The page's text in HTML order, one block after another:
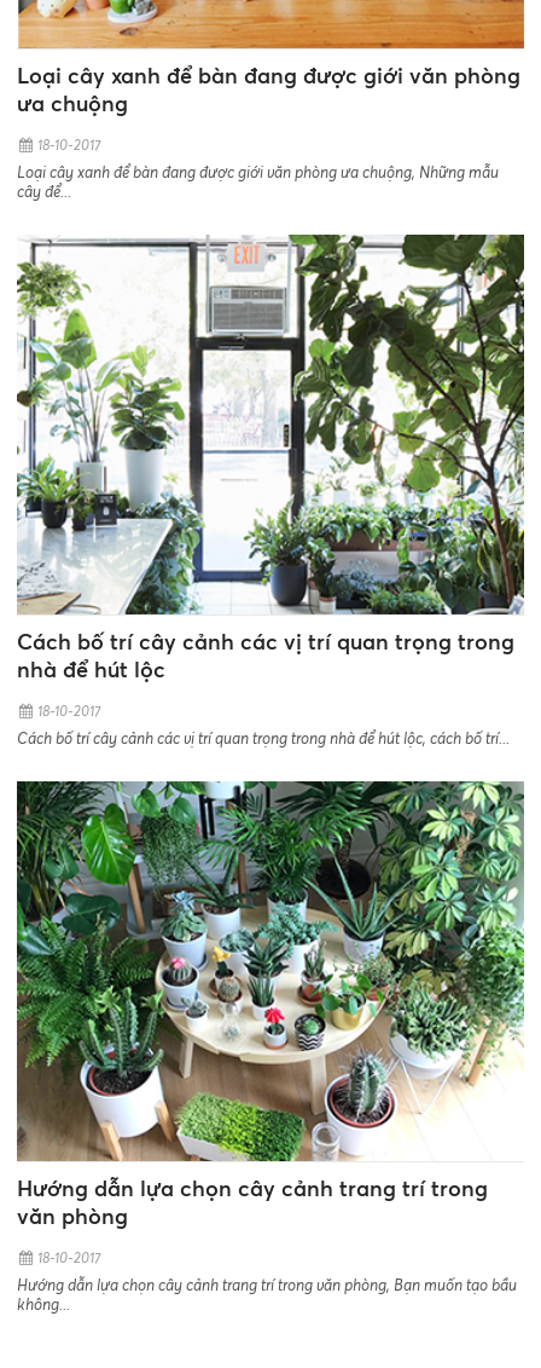
Loại cây xanh để bàn đang được giới văn phòng
ưa chuộng
18-10-2017
Loại cây xanh để bàn đang được giới văn phòng ưa chuộng, Những mẫu
cây để...
Cách bố trí cây cảnh các vị trí quan trọng trong
nhà để hút lộc
18-10-2017
Cách bố trí cây cảnh các vị trí quan trọng trong nhà để hút lộc, cách bố trí...
Hướng dẫn lựa chọn cây cảnh trang trí trong
văn phòng
18-10-2017
Hướng dẫn lựa chọn cây cảnh trang trí trong văn phòng, Bạn muốn tạo bầu
không...